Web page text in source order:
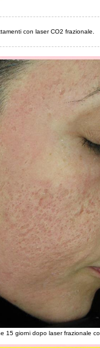
con laser CO2 frazionale.
15 giorni dopo laser frazionale